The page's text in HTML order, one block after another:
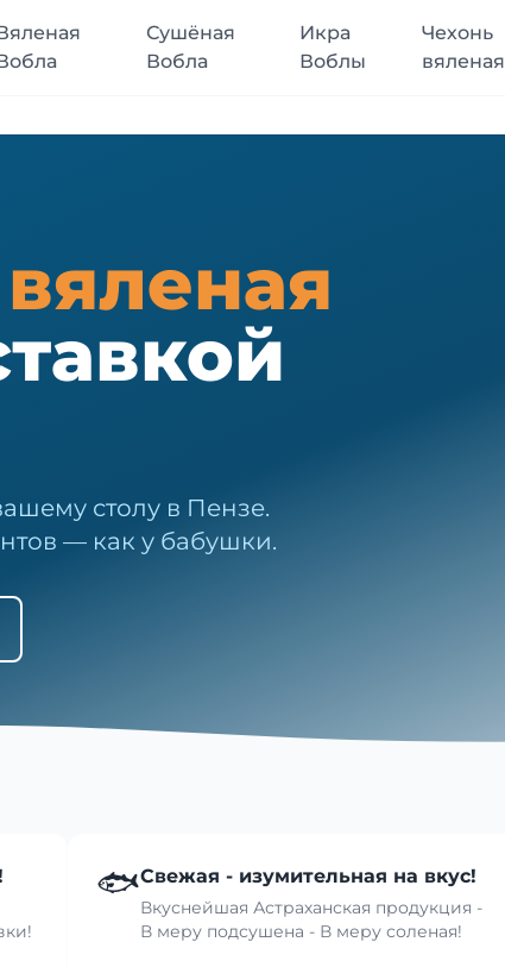
Сушёная
Вобла
Икра
Воблы
Чехонь
вяленая
вяленая
столу в Пензе.
— как у бабушки.
🐟Свежая - изумительная на вкус!
Вкуснейшая Астраханская продукция -
В меру подсушена - В меру соленая!